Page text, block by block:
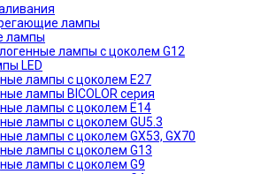
лампы
лампы
лампы с цоколем G12
LED
лампы с цоколем E27
лампы BICOLOR серия
лампы с цоколем E14
лампы с цоколем GU5.3
лампы с цоколем GX53, GX70
лампы с цоколем G13
лампы с цоколем G9